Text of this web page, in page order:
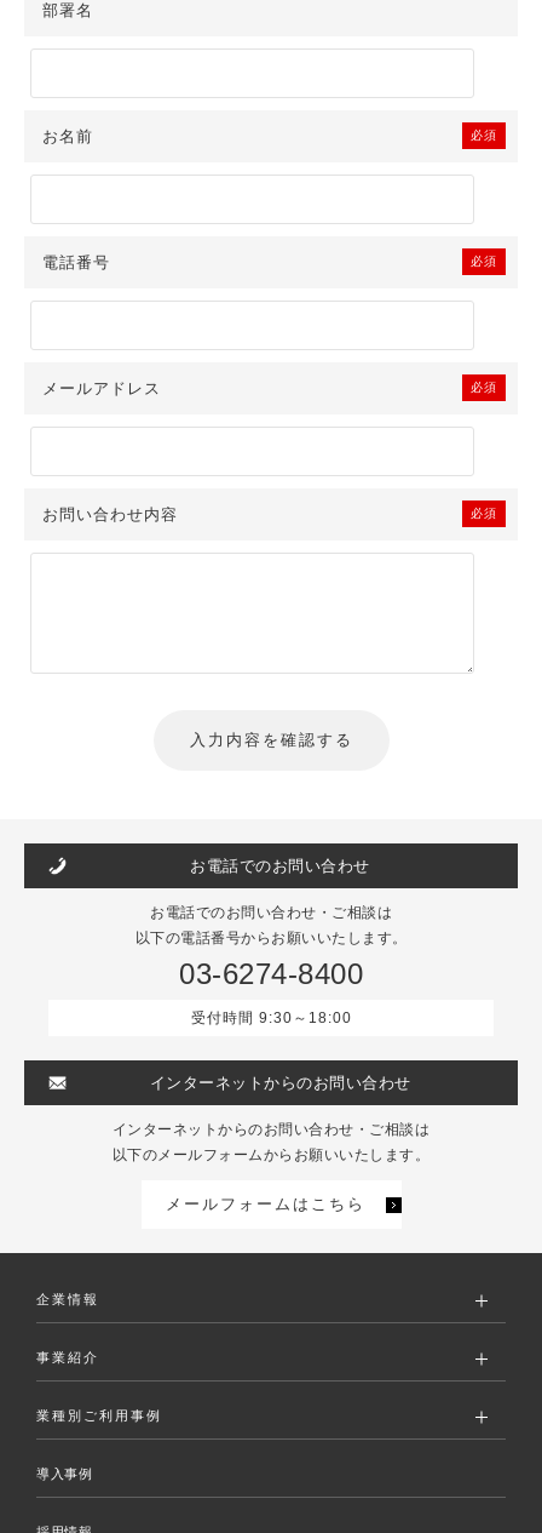
の請求があった場合は、以下の問合せ窓口にて申し受けます。
TEL：03-6274-8400
げます。
部署名
お名前 必須
電話番号 必須
メールアドレス 必須
お問い合わせ内容 必須
お電話でのお問い合わせ
お電話でのお問い合わせ・ご相談は
以下の電話番号からお願いいたします。
受付時間 9:30～18:00
03-6274-8400
インターネットからのお問い合わせ
インターネットからのお問い合わせ・ご相談は
以下のメールフォームからお願いいたします。
メールフォームはこちら
企業情報
事業紹介
業種別ご利用事例
導入事例